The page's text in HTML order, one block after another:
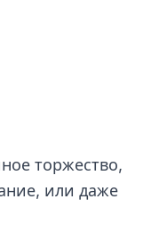
торжество,
или даже